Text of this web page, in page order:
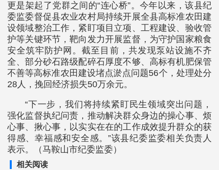
更是架起了党群之间的“连心桥”。今年以来，该县纪
委监委督促县农业农村局持续开展全县高标准农田建
设领域整治工作，紧盯项目立项、工程建设、验收管
护等关键环节，靶向发力开展监督，为守护国家粮食
安全筑牢防护网。截至目前，共发现泵站设施不齐
全、部分砂石路级配碎石厚度不够、高标有机肥保管
不善等高标准农田建设堵点淤点问题56个，处理处分
28人，挽回经济损失50万余元。
“下一步，我们将持续紧盯民生领域突出问题，
强化监督执纪问责，推动解决群众身边的操心事、烦
心事、揪心事，以实实在在的工作成效提升群众的获
得感、幸福感和安全感。”该县纪委监委相关负责人
表示。（马鞍山市纪委监委）
相关阅读